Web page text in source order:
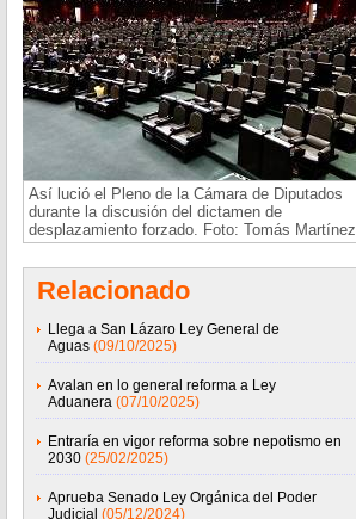
Así lució el Pleno de la Cámara de Diputados
durante la discusión del dictamen de
desplazamiento forzado. Foto: Tomás Martínez
Relacionado
Llega a San Lázaro Ley General de
Aguas (09/10/2025)
Avalan en lo general reforma a Ley
Aduanera (07/10/2025)
Entraría en vigor reforma sobre nepotismo en
2030 (25/02/2025)
Aprueba Senado Ley Orgánica del Poder
Judicial (05/12/2024)